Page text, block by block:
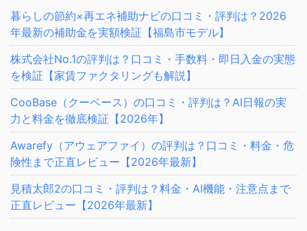
暮らしの節約×再エネ補助ナビの口コミ・評判は？2026
年最新の補助金を実額検証【福島市モデル】
株式会社No.1の評判は？口コミ・手数料・即日入金の実態
を検証【家賃ファクタリングも解説】
CooBase（クーベース）の口コミ・評判は？AI日報の実
力と料金を徹底検証【2026年】
Awarefy（アウェアファイ）の評判は？口コミ・料金・危
険性まで正直レビュー【2026年最新】
見積太郎2の口コミ・評判は？料金・AI機能・注意点まで
正直レビュー【2026年最新】